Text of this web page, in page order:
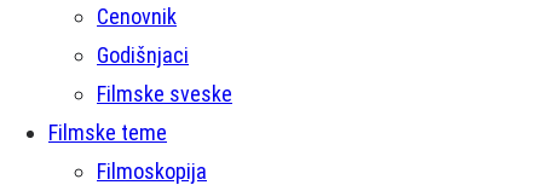
Cenovnik
Godišnjaci
Filmske sveske
Filmske teme
Filmoskopija